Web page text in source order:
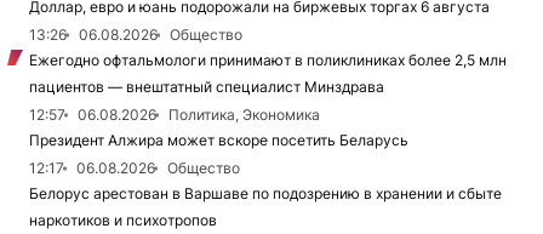
Доллар, евро и юань подорожали на биржевых торгах 6 августа
13:26
06.08.2026
Общество
Ежегодно офтальмологи принимают в поликлиниках более 2,5 млн
пациентов — внештатный специалист Минздрава
12:57
06.08.2026
Политика, Экономика
Президент Алжира может вскоре посетить Беларусь
12:17
06.08.2026
Общество
Белорус арестован в Варшаве по подозрению в хранении и сбыте
наркотиков и психотропов